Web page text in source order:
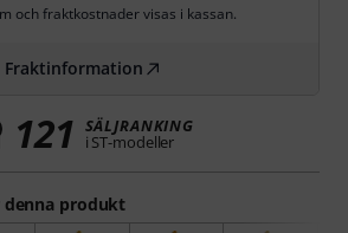
denna produkt
och fraktkostnader visas i kassan.
Fraktinformation
121 SÄLJRANKING
i ST-modeller